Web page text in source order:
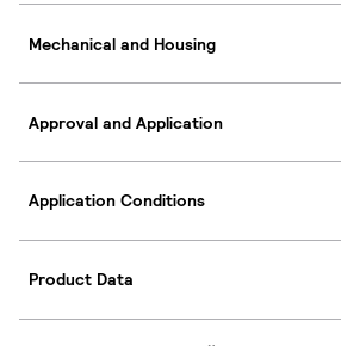
Mechanical and Housing
Approval and Application
Application Conditions
Product Data